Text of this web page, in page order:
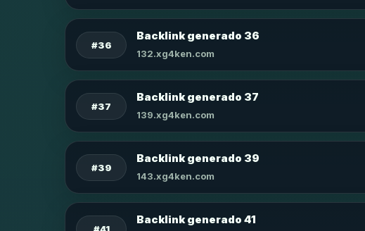
#36
Backlink generado 36
132.xg4ken.com
#37
Backlink generado 37
139.xg4ken.com
#39
Backlink generado 39
143.xg4ken.com
#41
Backlink generado 41